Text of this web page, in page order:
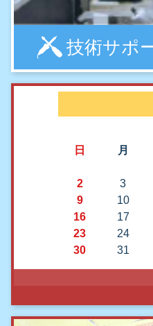
技術サポ
日 月
2 3
9
10
16
17
23
24
30
31